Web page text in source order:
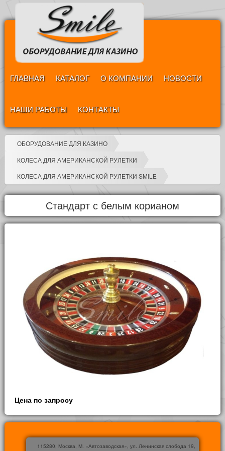
ГЛАВНАЯ КАТАЛОГ О КОМПАНИИ НОВОСТИ
НАШИ РАБОТЫ КОНТАКТЫ
ОБОРУДОВАНИЕ ДЛЯ КАЗИНО
КОЛЕСА ДЛЯ АМЕРИКАНСКОЙ РУЛЕТКИ
КОЛЕСА ДЛЯ АМЕРИКАНСКОЙ РУЛЕТКИ SMILE
Стандарт с белым корианом
Цена по запросу
115280, Москва, М. «Автозаводская», ул. Ленинская слобода 19,